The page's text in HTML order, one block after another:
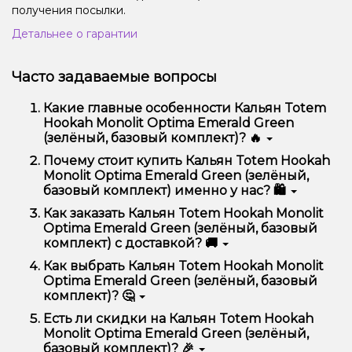
получения посылки.
Детальнее о гарантии
Часто задаваемые вопросы
Какие главные особенности Кальян Totem
Hookah Monolit Optima Emerald Green
(зелёный, базовый комплект)? 🔥
Кальян Totem Hookah Monolit Optima Emerald
Green (зелёный, базовый комплект) отличается
высоким качеством, удобством использования и
надежностью.
Почему стоит купить Кальян Totem Hookah
Monolit Optima Emerald Green (зелёный,
базовый комплект) именно у нас? 🛍️
Мы предлагаем только оригинальную продукцию,
широкий ассортимент, выгодные цены и быструю
доставку. Кроме того, у нас регулярные акции и
скидки для клиентов!
Как заказать Кальян Totem Hookah Monolit
Optima Emerald Green (зелёный, базовый
комплект) с доставкой? 🚚
Оформить заказ можно в несколько кликов:
Добавьте Кальян Totem Hookah Monolit
Optima Emerald Green (зелёный, базовый
комплект) в корзину.
Перейдите к оформлению заказа.
Выберите удобный способ оплаты и
Как выбрать Кальян Totem Hookah Monolit
Optima Emerald Green (зелёный, базовый
комплект)? 🤔
Выбор зависит от ваших предпочтений – например,
если это кальян, учитывайте размер, материал и тип
чаши, если вейп – мощность и вкус. Наши
Есть ли скидки на Кальян Totem Hookah
Monolit Optima Emerald Green (зелёный,
базовый комплект)? 🎉